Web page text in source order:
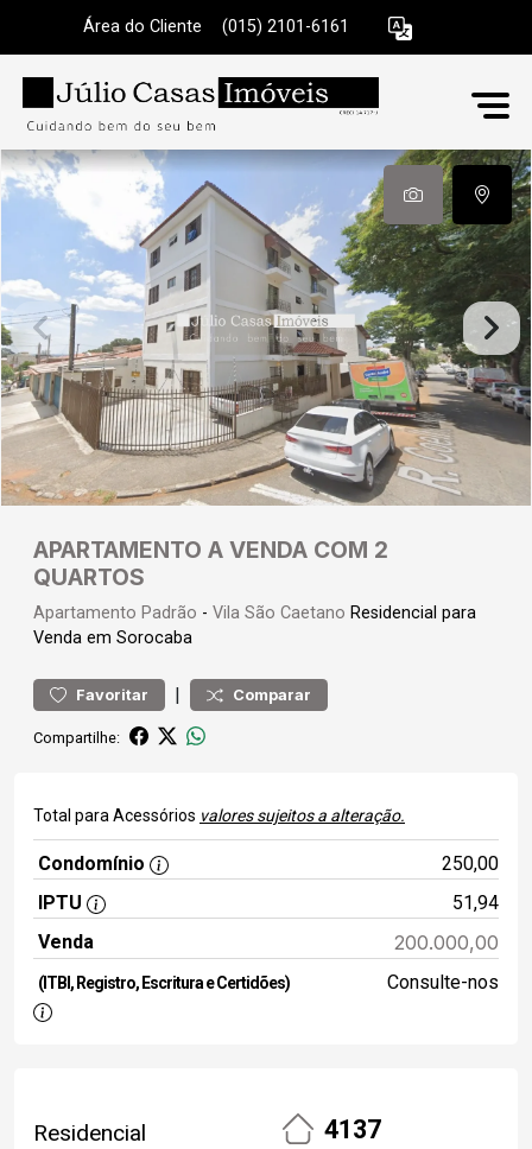
Área do Cliente (015) 2101-6161
APARTAMENTO A VENDA COM 2
QUARTOS
Apartamento Padrão - Vila São Caetano Residencial para
Venda em Sorocaba
Favoritar | Comparar
Compartilhe:
Total para Acessórios valores sujeitos a alteração.
Condomínio
250,00
IPTU
51,94
Venda
200.000,00
(ITBI, Registro, Escritura e Certidões) Consulte-nos
Residencial 4137